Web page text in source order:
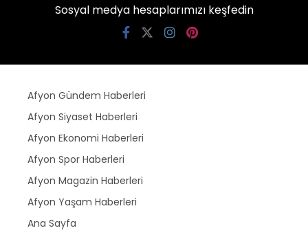
Sosyal medya hesaplarımızı keşfedin
Afyon Gündem Haberleri
Afyon Siyaset Haberleri
Afyon Ekonomi Haberleri
Afyon Spor Haberleri
Afyon Magazin Haberleri
Afyon Yaşam Haberleri
Ana Sayfa